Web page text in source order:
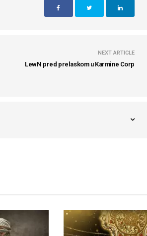
NEXT ARTICLE
LewN pred prelaskom u Karmine Corp